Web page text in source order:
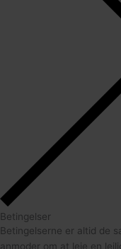
Betingelser
Betingelserne er altid de
anmoder om at leje en